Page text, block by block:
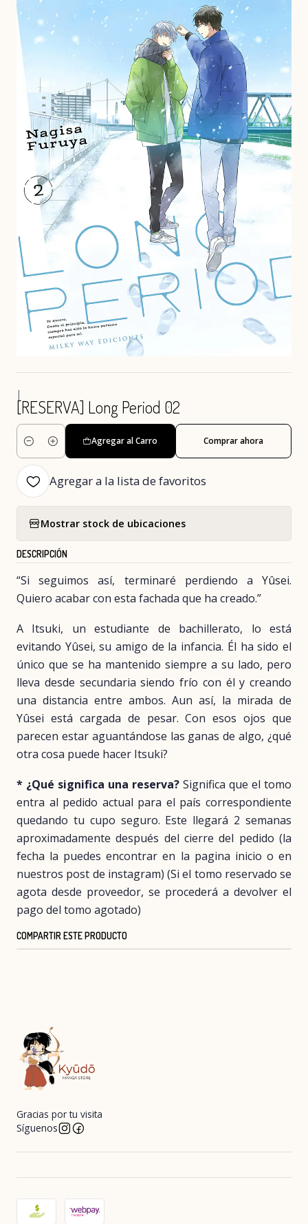
|
[RESERVA] Long Period 02
Cantidad
Agregar al Carro Comprar ahora
Agregar a la lista de favoritos
Mostrar stock de ubicaciones
DESCRIPCIÓN
“Si seguimos así, terminaré perdiendo a Yûsei.
Quiero acabar con esta fachada que ha creado.”
A Itsuki, un estudiante de bachillerato, lo está
evitando Yûsei, su amigo de la infancia. Él ha sido el
único que se ha mantenido siempre a su lado, pero
lleva desde secundaria siendo frío con él y creando
una distancia entre ambos. Aun así, la mirada de
Yûsei está cargada de pesar. Con esos ojos que
parecen estar aguantándose las ganas de algo, ¿qué
otra cosa puede hacer Itsuki?
* ¿Qué significa una reserva? Significa que el tomo
entra al pedido actual para el país correspondiente
quedando tu cupo seguro. Este llegará 2 semanas
aproximadamente después del cierre del pedido (la
fecha la puedes encontrar en la pagina inicio o en
nuestros post de instagram) (Si el tomo reservado se
agota desde proveedor, se procederá a devolver el
pago del tomo agotado)
COMPARTIR ESTE PRODUCTO
Gracias por tu visita
Síguenos